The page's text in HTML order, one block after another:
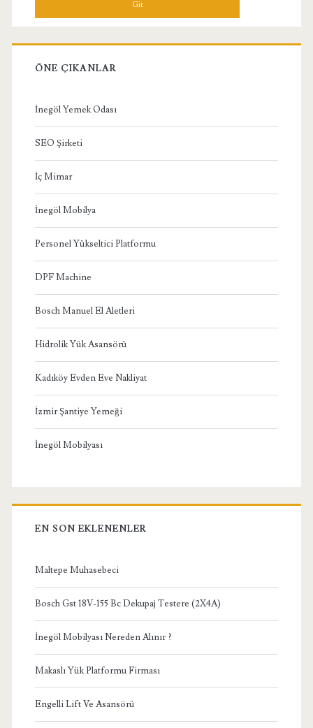
ÖNE ÇIKANLAR
İnegöl Yemek Odası
SEO Şirketi
İç Mimar
İnegöl Mobilya
Personel Yükseltici Platformu
DPF Machine
Bosch Manuel El Aletleri
Hidrolik Yük Asansörü
Kadıköy Evden Eve Nakliyat
İzmir Şantiye Yemeği
İnegöl Mobilyası
EN SON EKLENENLER
Maltepe Muhasebeci
Bosch Gst 18V-155 Bc Dekupaj Testere (2X4A)
İnegöl Mobilyası Nereden Alınır ?
Makaslı Yük Platformu Firması
Engelli Lift Ve Asansörü